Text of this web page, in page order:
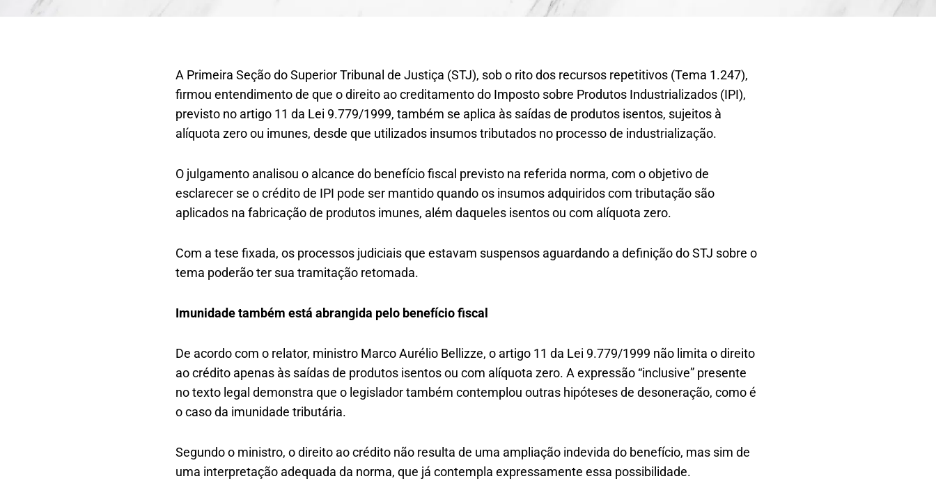
A Primeira Seção do Superior Tribunal de Justiça (STJ), sob o rito dos recursos repetitivos (Tema 1.247),
firmou entendimento de que o direito ao creditamento do Imposto sobre Produtos Industrializados (IPI),
previsto no artigo 11 da Lei 9.779/1999, também se aplica às saídas de produtos isentos, sujeitos à
alíquota zero ou imunes, desde que utilizados insumos tributados no processo de industrialização.
O julgamento analisou o alcance do benefício fiscal previsto na referida norma, com o objetivo de
esclarecer se o crédito de IPI pode ser mantido quando os insumos adquiridos com tributação são
aplicados na fabricação de produtos imunes, além daqueles isentos ou com alíquota zero.
Com a tese fixada, os processos judiciais que estavam suspensos aguardando a definição do STJ sobre o
tema poderão ter sua tramitação retomada.
Imunidade também está abrangida pelo benefício fiscal
De acordo com o relator, ministro Marco Aurélio Bellizze, o artigo 11 da Lei 9.779/1999 não limita o direito
ao crédito apenas às saídas de produtos isentos ou com alíquota zero. A expressão “inclusive” presente
no texto legal demonstra que o legislador também contemplou outras hipóteses de desoneração, como é
o caso da imunidade tributária.
Segundo o ministro, o direito ao crédito não resulta de uma ampliação indevida do benefício, mas sim de
uma interpretação adequada da norma, que já contempla expressamente essa possibilidade.